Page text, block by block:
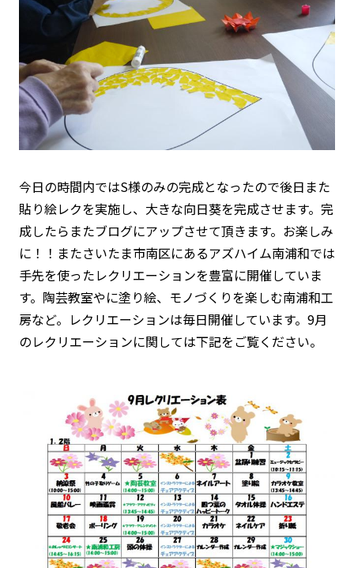
今日の時間内ではS様のみの完成となったので後日また
貼り絵レクを実施し、大きな向日葵を完成させます。完
成したらまたブログにアップさせて頂きます。お楽しみ
に！！またさいたま市南区にあるアズハイム南浦和では
手先を使ったレクリエーションを豊富に開催していま
す。陶芸教室やに塗り絵、モノづくりを楽しむ南浦和工
房など。レクリエーションは毎日開催しています。9月
のレクリエーションに関しては下記をご覧ください。